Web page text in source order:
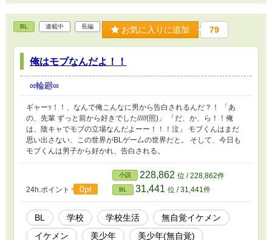
BL 連載中 長編 お気に入りに追加 79
俺はモブなんだよ！！
∞輪廻∞
ギャーｯ！！、なんで俺こんなに男から告白されるんだ？！ 「あ
の、先輩 ずっと前から好きでした/////(照)」 「だ、か、ら！！俺
は、陰キャでモブの立場なんだよーー！！！泣」 モブくんはまだ
思い出さない、この世界がBLゲー厶の世界だと。 そして、今日も
モブくんは男子から好かれ、告白される。
24h.ポイント 0pt
小説 228,862 位 / 228,862件
BL 31,441 位 / 31,441件
BL 学校 学校生活
無自覚イケメン
イケメン
美少年 美少年(無自覚)